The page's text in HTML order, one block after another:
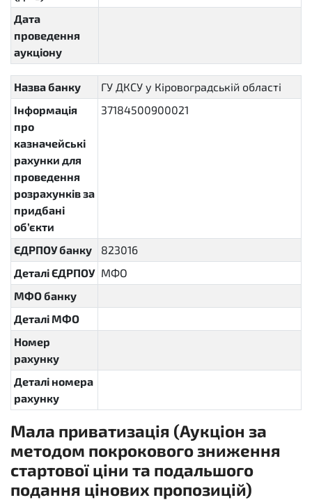
Дата
проведення
аукціону
Назва банку
ГУ ДКСУ у Кіровоградській області
Інформація
про
казначейські
рахунки для
проведення
розрахунків за
придбані
об’єкти
37184500900021
ЄДРПОУ банку
823016
Деталі ЄДРПОУ МФО
МФО банку
Деталі МФО
Номер
рахунку
Деталі номера
рахунку
Мала приватизація (Аукціон за
методом покрокового зниження
стартової ціни та подальшого
подання цінових пропозицій)